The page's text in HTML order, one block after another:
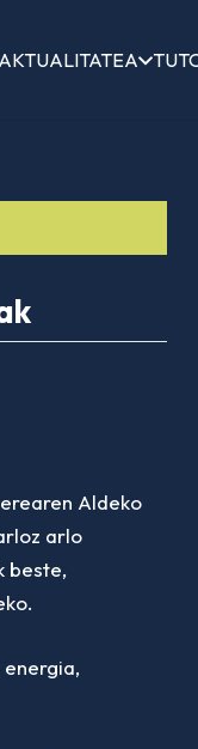
AKTUALITATEA
Aldeko
arlo
beste,